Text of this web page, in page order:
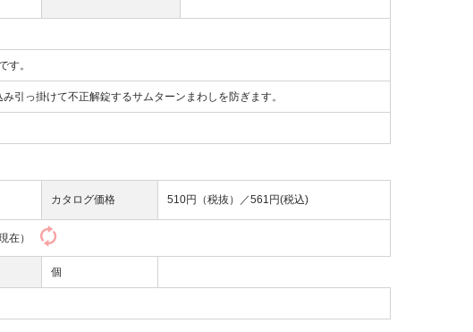
す。
引っ掛けて不正解錠するサムターンまわしを防ぎます。
カタログ価格 510円（税抜）／561円(税込)
在）
個